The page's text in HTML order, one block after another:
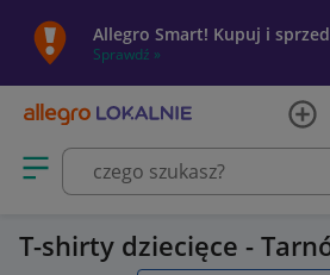
Allegro Smart! Kupuj i
Sprawdź »
Otwórz menu z kategoriami
T-shirty dziecięce -